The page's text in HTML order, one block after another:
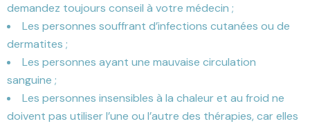
demandez toujours conseil à votre médecin ;
Les personnes souffrant d’infections cutanées ou de
dermatites ;
Les personnes ayant une mauvaise circulation
sanguine ;
Les personnes insensibles à la chaleur et au froid ne
doivent pas utiliser l’une ou l’autre des thérapies, car elles